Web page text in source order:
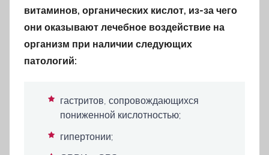
витаминов, органических кислот, из-за чего
они оказывают лечебное воздействие на
организм при наличии следующих
патологий:
гастритов, сопровождающихся
пониженной кислотностью;
гипертонии;